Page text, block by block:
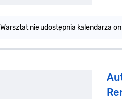
Warsztat nie udostępnia kalendarza